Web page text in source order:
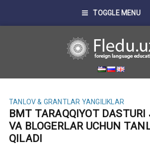
TOGGLE MENU
TANLOV & GRANTLAR YANGILIKLAR
BMT TARAQQIYOT
VA BLOGERLAR UCHUN
QILADI